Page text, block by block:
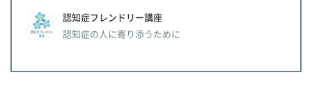
認知症フレンドリー講座
認知症の人に寄り添うために